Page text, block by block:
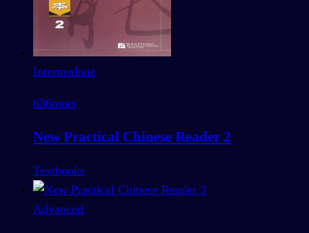
Intermediate
636mots
New Practical Chinese Reader 2
Textbooks
Advanced